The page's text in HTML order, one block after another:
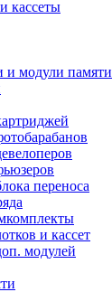
кассеты
и модули памяти
переноса
и кассет
модулей